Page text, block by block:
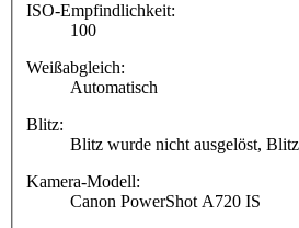
ISO-Empfindlichkeit:
100
Weißabgleich:
Automatisch
Blitz:
Blitz wurde nicht ausgelöst,
Kamera-Modell:
Canon PowerShot A720 IS